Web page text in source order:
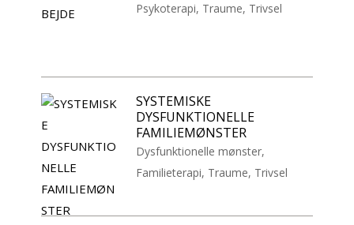
Psykoterapi, Traume, Trivsel
SYSTEMISKE
DYSFUNKTIONELLE
FAMILIEMØNSTER
Dysfunktionelle mønster,
Familieterapi, Traume, Trivsel